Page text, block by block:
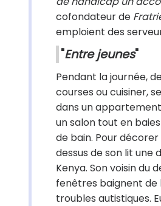
cofondateur de
emploient des
"Entre jeunes"
Pendant la journée,
courses ou cuisiner,
dans un
un salon tout en
de bain. Pour
dessus de son lit une
Kenya. Son voisin du
fenêtres baignent de
troubles autistiques.